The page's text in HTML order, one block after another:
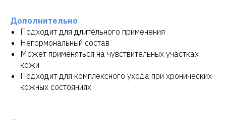
Дополнительно
Подходит для длительного применения
Негормональный состав
Может применяться на чувствительных участках
кожи
Подходит для комплексного ухода при хронических
кожных состояниях